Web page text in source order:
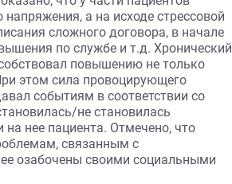
а на исходе стрессовой
сложного договора, в начале
по службе и т.д. Хронический
повышению не только
этом сила провоцирующего
событиям в соответствии со
не становилась
на нее пациента. Отмечено, что
связанным с
озабочены своими социальными